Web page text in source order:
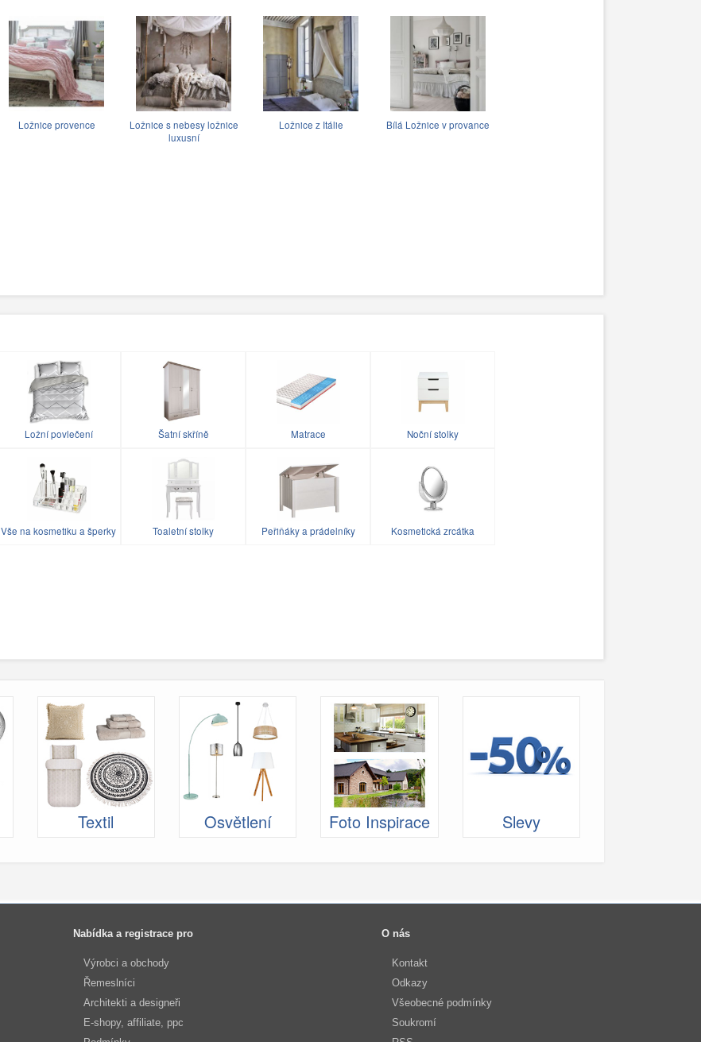
Ložnice provence
Ložnice s nebesy ložnice
luxusní
Ložnice z Itálie Bílá Ložnice v provance
Ložní povlečení Šatní skříně Matrace Noční stolky
Vše na kosmetiku a šperky Toaletní stolky Peřiňáky a prádelníky Kosmetická zrcátka
Textil Osvětlení Foto Inspirace Slevy
Nabídka a registrace pro
Výrobci a obchody
Řemeslníci
Architekti a designeři
E-shopy, affiliate, ppc
O nás
Kontakt
Odkazy
Všeobecné podmínky
Soukromí